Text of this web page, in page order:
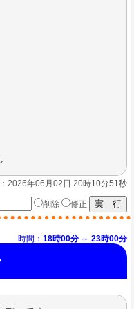
2026年06月02日 20時10分51秒
削除 修正
時間： 18時00分 ～ 23時00分